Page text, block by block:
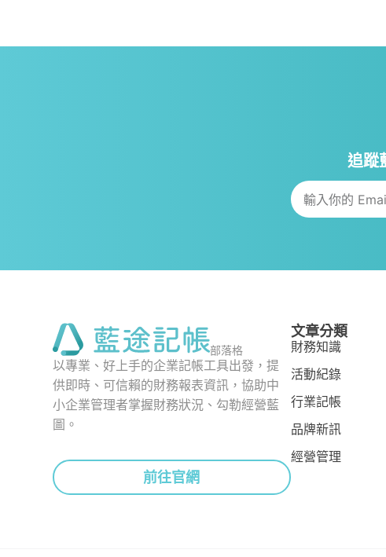
追蹤
部落格
以專業、好上手的企業記帳工具出發，提
供即時、可信賴的財務報表資訊，協助中
小企業管理者掌握財務狀況、勾勒經營藍
圖。
前往官網
文章分類
財務知識
活動紀錄
行業記帳
品牌新訊
經營管理